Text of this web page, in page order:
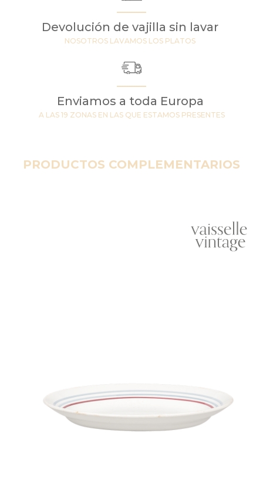
Devolución de vajilla sin lavar
NOSOTROS LAVAMOS LOS PLATOS
Enviamos a toda Europa
A LAS 19 ZONAS EN LAS QUE ESTAMOS PRESENTES
PRODUCTOS COMPLEMENTARIOS